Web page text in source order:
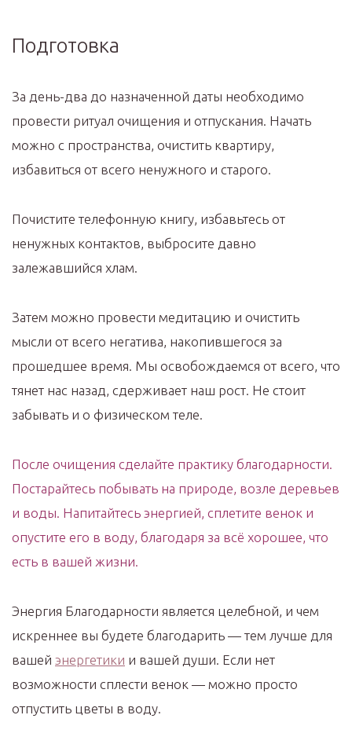
Подготовка
За день-два до назначенной даты необходимо
провести ритуал очищения и отпускания. Начать
можно с пространства, очистить квартиру,
избавиться от всего ненужного и старого.
Почистите телефонную книгу, избавьтесь от
ненужных контактов, выбросите давно
залежавшийся хлам.
Затем можно провести медитацию и очистить
мысли от всего негатива, накопившегося за
прошедшее время. Мы освобождаемся от всего, что
тянет нас назад, сдерживает наш рост. Не стоит
забывать и о физическом теле.
После очищения сделайте практику благодарности.
Постарайтесь побывать на природе, возле деревьев
и воды. Напитайтесь энергией, сплетите венок и
опустите его в воду, благодаря за всё хорошее, что
есть в вашей жизни.
Энергия Благодарности является целебной, и чем
искреннее вы будете благодарить — тем лучше для
вашей энергетики и вашей души. Если нет
возможности сплести венок — можно просто
отпустить цветы в воду.